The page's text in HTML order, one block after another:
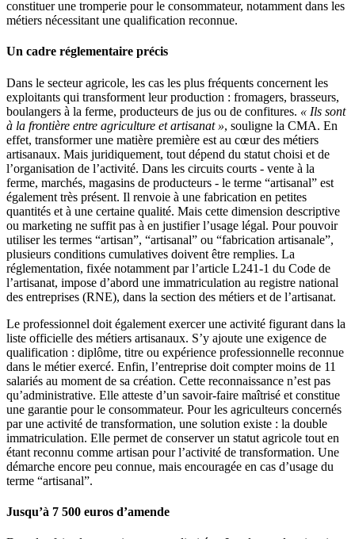
constituer une tromperie pour le consommateur, notamment dans les
métiers nécessitant une qualification reconnue.
Un cadre réglementaire précis
Dans le secteur agricole, les cas les plus fréquents concernent les
exploitants qui transforment leur production : fromagers, brasseurs,
boulangers à la ferme, producteurs de jus ou de confitures. « Ils sont
à la frontière entre agriculture et artisanat », souligne la CMA. En
effet, transformer une matière première est au cœur des métiers
artisanaux. Mais juridiquement, tout dépend du statut choisi et de
l’organisation de l’activité. Dans les circuits courts - vente à la
ferme, marchés, magasins de producteurs - le terme “artisanal” est
également très présent. Il renvoie à une fabrication en petites
quantités et à une certaine qualité. Mais cette dimension descriptive
ou marketing ne suffit pas à en justifier l’usage légal. Pour pouvoir
utiliser les termes “artisan”, “artisanal” ou “fabrication artisanale”,
plusieurs conditions cumulatives doivent être remplies. La
réglementation, fixée notamment par l’article L241-1 du Code de
l’artisanat, impose d’abord une immatriculation au registre national
des entreprises (RNE), dans la section des métiers et de l’artisanat.
Le professionnel doit également exercer une activité figurant dans la
liste officielle des métiers artisanaux. S’y ajoute une exigence de
qualification : diplôme, titre ou expérience professionnelle reconnue
dans le métier exercé. Enfin, l’entreprise doit compter moins de 11
salariés au moment de sa création. Cette reconnaissance n’est pas
qu’administrative. Elle atteste d’un savoir-faire maîtrisé et constitue
une garantie pour le consommateur. Pour les agriculteurs concernés
par une activité de transformation, une solution existe : la double
immatriculation. Elle permet de conserver un statut agricole tout en
étant reconnu comme artisan pour l’activité de transformation. Une
démarche encore peu connue, mais encouragée en cas d’usage du
terme “artisanal”.
Jusqu’à 7 500 euros d’amende